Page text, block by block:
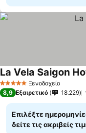
5 Αστέρια Ξενοδοχείο
La Vela Saigon
8,9 Εξαιρετικό 18.229
Επιλέξτε
δείτε τις ακριβείς